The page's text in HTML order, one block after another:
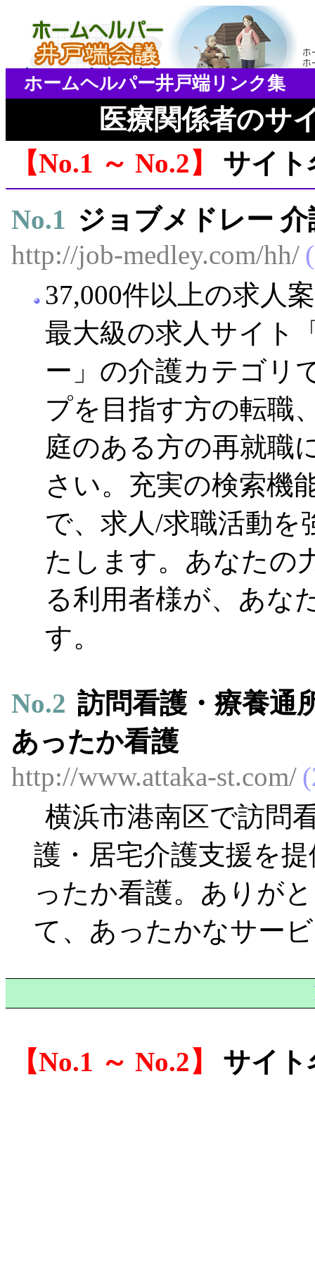
ホームヘルパー井戸端リンク集
医療関係者のサ
No.1 ～ No.2
サイト
No.1 ジョブメドレー 介
http://job-medley.com/hh/
37,000件以上の求人
最大級の求人サイト
ー」の介護カテゴリ
プを目指す方の転職
庭のある方の再就職
さい。充実の検索機
で、求人/求職活動を
たします。あなたの
る利用者様が、あな
す。
No.2 訪問看護・療養通
あったか看護
http://www.attaka-st.com/
横浜市港南区で訪問
護・居宅介護支援を
ったか看護。ありが
て、あったかなサー
No.1 ～ No.2 サイト